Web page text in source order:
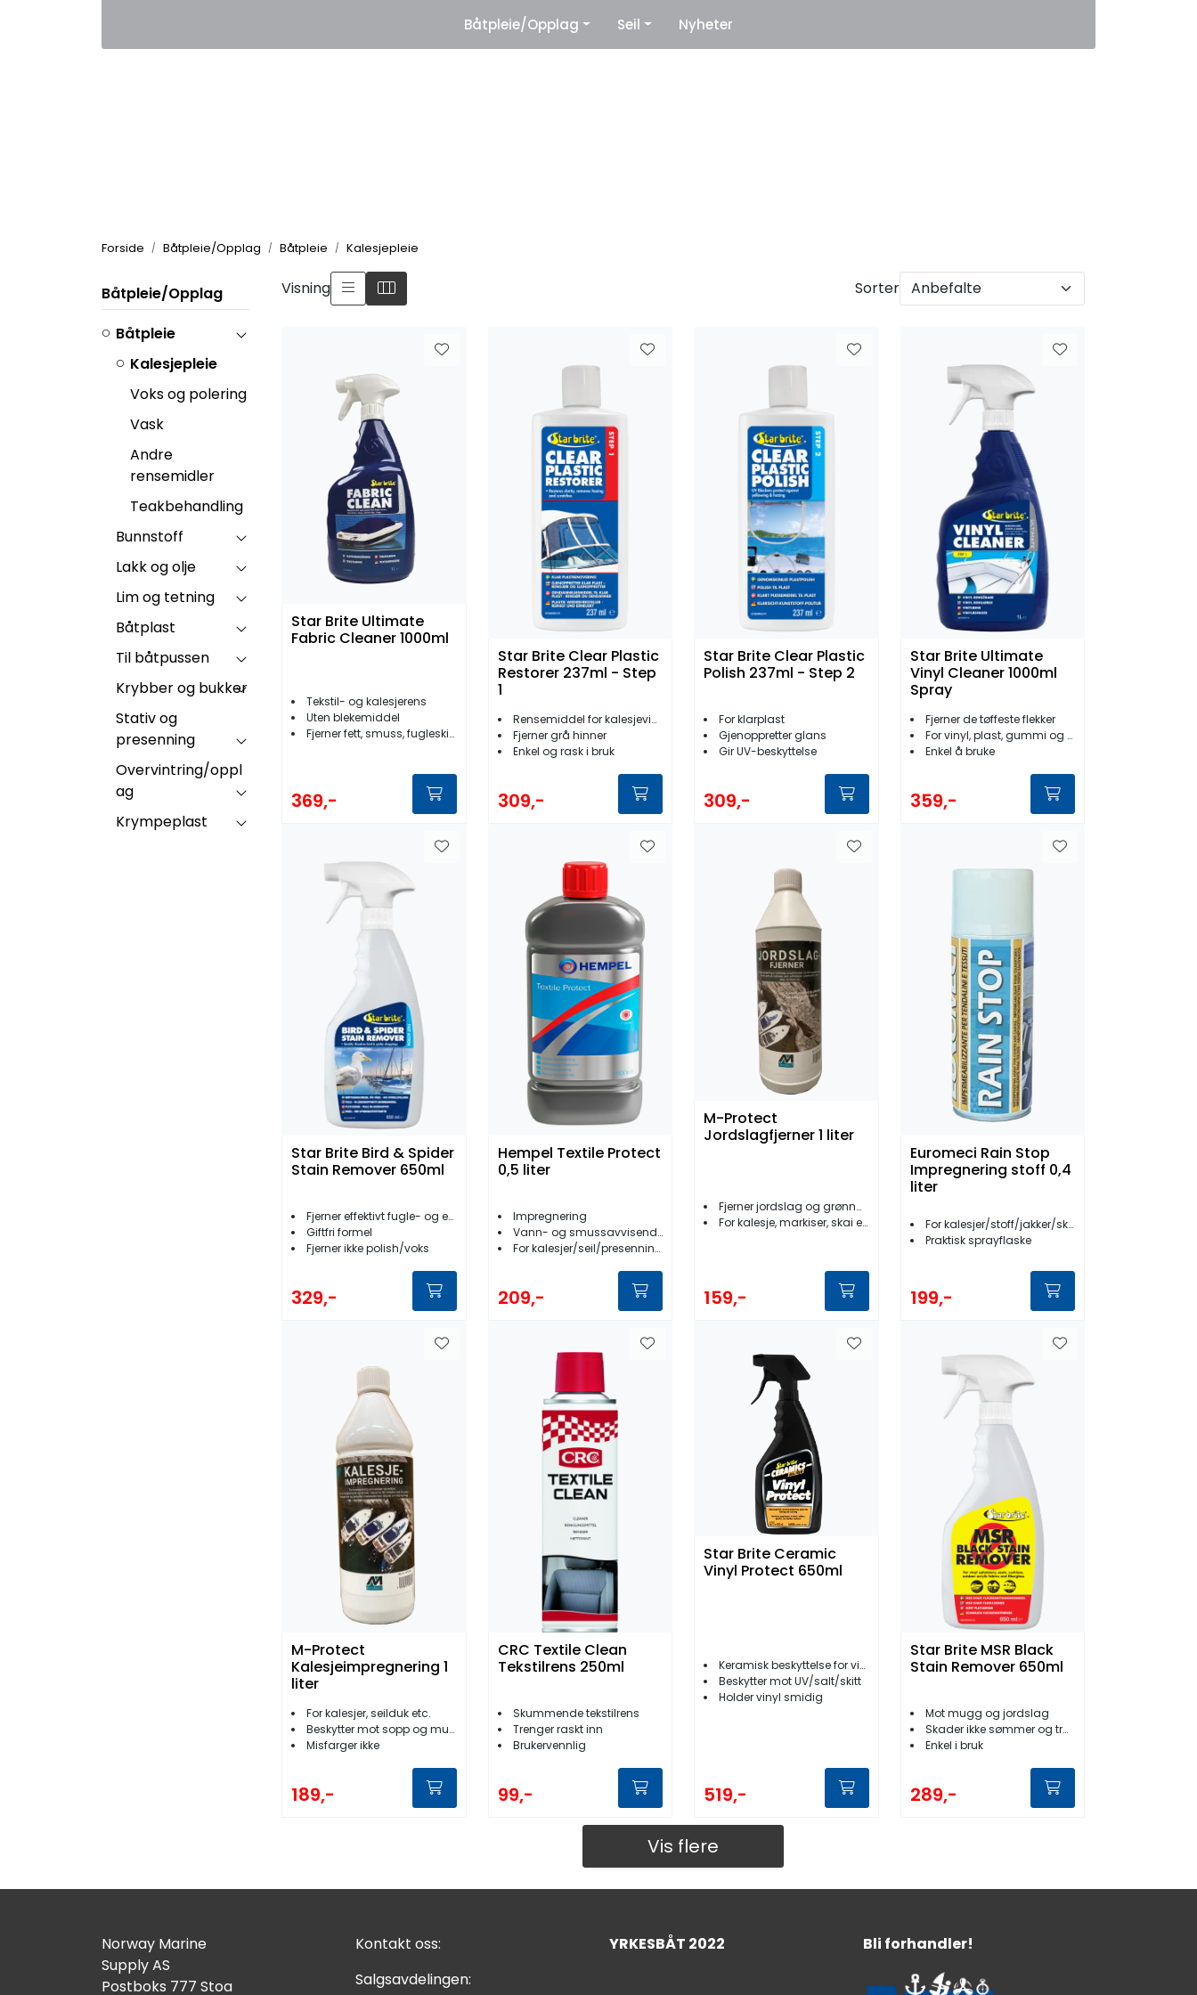
Leverandører
Båtpleie/Opplag Seil Nyheter
Forside Båtpleie/Opplag Båtpleie Kalesjepleie
Båtpleie/Opplag
Båtpleie
Kalesjepleie
Voks og polering
Vask
Andre
rensemidler
Teakbehandling
Bunnstoff
Lakk og olje
Lim og tetning
Båtplast
Til båtpussen
Krybber og bukker
Stativ og
presenning
Overvintring/oppl
ag
Krympeplast
Visning Sorter
Star Brite Ultimate
Fabric Cleaner 1000ml
Tekstil- og kalesjerens
Uten blekemiddel
Fjerner fett, smuss, fugleskitt etc.
369,-
Star Brite Clear Plastic
Restorer 237ml - Step
1
Rensemiddel for kalesjevindu og klar plast
Fjerner grå hinner
Enkel og rask i bruk
309,-
Star Brite Clear Plastic
Polish 237ml - Step 2
For klarplast
Gjenoppretter glans
Gir UV-beskyttelse
309,-
Star Brite Ultimate
Vinyl Cleaner 1000ml
Spray
Fjerner de tøffeste flekker
For vinyl, plast, gummi og skinn
Enkel å bruke
359,-
Star Brite Bird & Spider
Stain Remover 650ml
Fjerner effektivt fugle- og edderkoppskitt
Giftfri formel
Fjerner ikke polish/voks
329,-
Hempel Textile Protect
0,5 liter
Impregnering
Vann- og smussavvisende
For kalesjer/seil/presenning/bomull- og nylonstoffer
209,-
M-Protect
Jordslagfjerner 1 liter
Fjerner jordslag og grønnalger
For kalesje, markiser, skai etc.
159,-
Euromeci Rain Stop
Impregnering stoff 0,4
liter
For kalesjer/stoff/jakker/sko/telt etc.
Praktisk sprayflaske
199,-
M-Protect
Kalesjeimpregnering 1
liter
For kalesjer, seilduk etc.
Beskytter mot sopp og mugg
Misfarger ikke
189,-
CRC Textile Clean
Tekstilrens 250ml
Skummende tekstilrens
Trenger raskt inn
Brukervennlig
99,-
Star Brite Ceramic
Vinyl Protect 650ml
Keramisk beskyttelse for vinyl/møbeltrekk
Beskytter mot UV/salt/skitt
Holder vinyl smidig
519,-
Star Brite MSR Black
Stain Remover 650ml
Mot mugg og jordslag
Skader ikke sømmer og tråder
Enkel i bruk
289,-
Vis flere
Norway Marine
Supply AS
Postboks 777 Stoa
Kontakt oss:
Salgsavdelingen:
YRKESBÅT 2022 Bli forhandler!